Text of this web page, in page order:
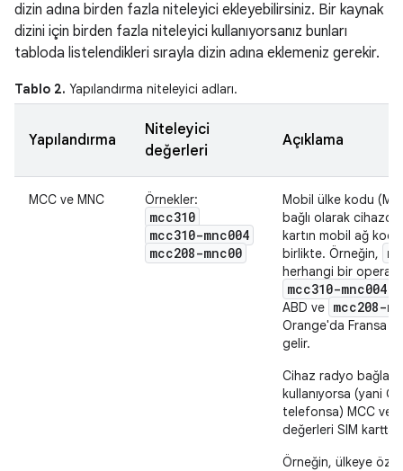
dizin adına birden fazla niteleyici ekleyebilirsiniz. Bir kaynak
dizini için birden fazla niteleyici kullanıyorsanız bunları
tabloda listelendikleri sırayla dizin adına eklemeniz gerekir.
Tablo 2. Yapılandırma niteleyici adları.
Yapılandırma
Niteleyici
değerleri
Açıklama
MCC ve MNC Örnekler:
mcc310
mcc310-mnc004
mcc208-mnc00
Mobil ülke kodu
bağlı olarak
kartın mobil ağ
birlikte. Örneğin,
herhangi bir
mcc310-mnc004
ABD ve mcc208-
Orange'da Fransa
gelir.
Cihaz radyo
kullanıyorsa (yani
telefonsa) MCC ve
değerleri SIM karttan
Örneğin, ülkeye